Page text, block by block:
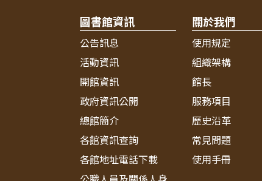
圖書館資訊
公告訊息
活動資訊
開館資訊
政府資訊公開
總館簡介
各館資訊查詢
各館地址電話下載
關於我們
使用規定
組織架構
館長
服務項目
歷史沿革
常見問題
使用手冊